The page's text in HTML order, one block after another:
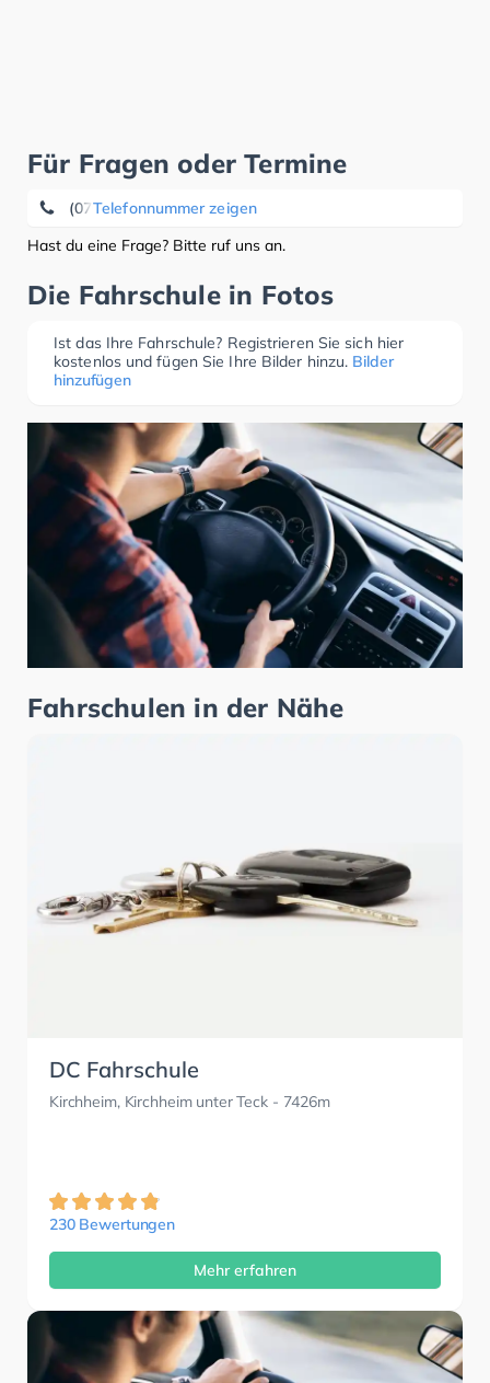
Für Fragen oder Termine
Telefonnummer zeigen
(07023) 7 34 38
Hast du eine Frage? Bitte ruf uns an.
Die Fahrschule in Fotos
Ist das Ihre Fahrschule? Registrieren Sie sich hier
kostenlos und fügen Sie Ihre Bilder hinzu. Bilder
hinzufügen
Fahrschulen in der Nähe
DC Fahrschule
Kirchheim, Kirchheim unter Teck- 7426m
230 Bewertungen
Mehr erfahren